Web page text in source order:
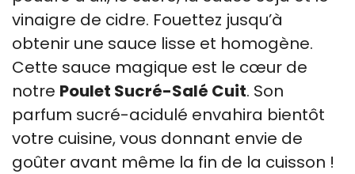
vinaigre de cidre. Fouettez jusqu’à
obtenir une sauce lisse et homogène.
Cette sauce magique est le cœur de
notre Poulet Sucré-Salé Cuit. Son
parfum sucré-acidulé envahira bientôt
votre cuisine, vous donnant envie de
goûter avant même la fin de la cuisson !